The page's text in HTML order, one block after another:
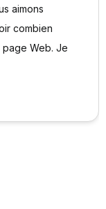
aimons
combien
Web. Je